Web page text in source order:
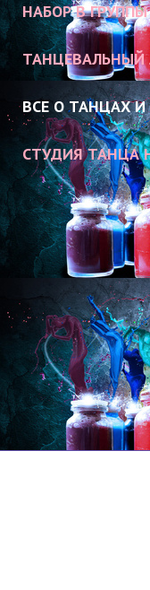
НАБОР В
ТАНЦЕВАЛЬНЫЙ
ВСЕ О ТАНЦАХ
СТУДИЯ ТАНЦА